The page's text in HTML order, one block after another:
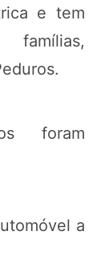
e tem
foram
a